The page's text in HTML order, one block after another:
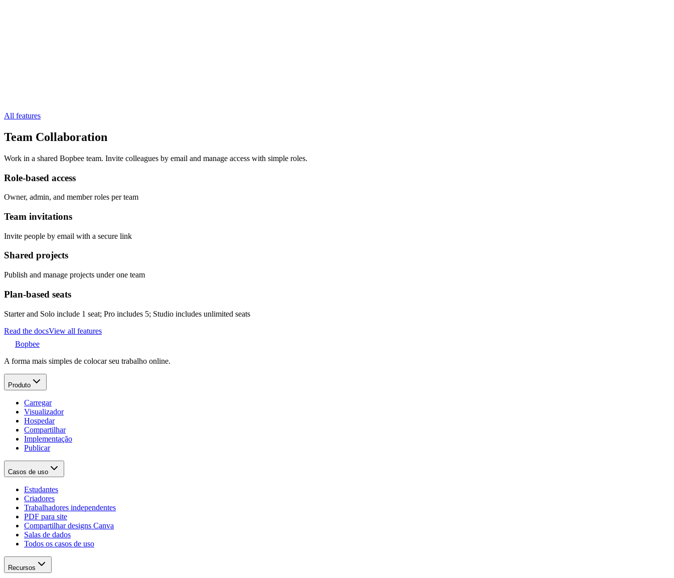
All features
Team Collaboration
Work in a shared Bopbee team. Invite colleagues by email and manage access with simple roles.
Role-based access
Owner, admin, and member roles per team
Team invitations
Invite people by email with a secure link
Shared projects
Publish and manage projects under one team
Plan-based seats
Starter and Solo include 1 seat; Pro includes 5; Studio includes unlimited seats
Read the docsView all features
Bopbee
A forma mais simples de colocar seu trabalho online.
Produto
Carregar
Visualizador
Hospedar
Compartilhar
Implementação
Publicar
Casos de uso
Estudantes
Criadores
Trabalhadores independentes
PDF para site
Compartilhar designs Canva
Salas de dados
Todos os casos de uso
Recursos